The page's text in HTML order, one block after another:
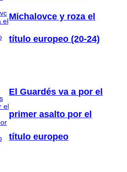
Michalovce y roza el
título europeo (20-24)
El Guardés va a por el
primer asalto por el
título europeo